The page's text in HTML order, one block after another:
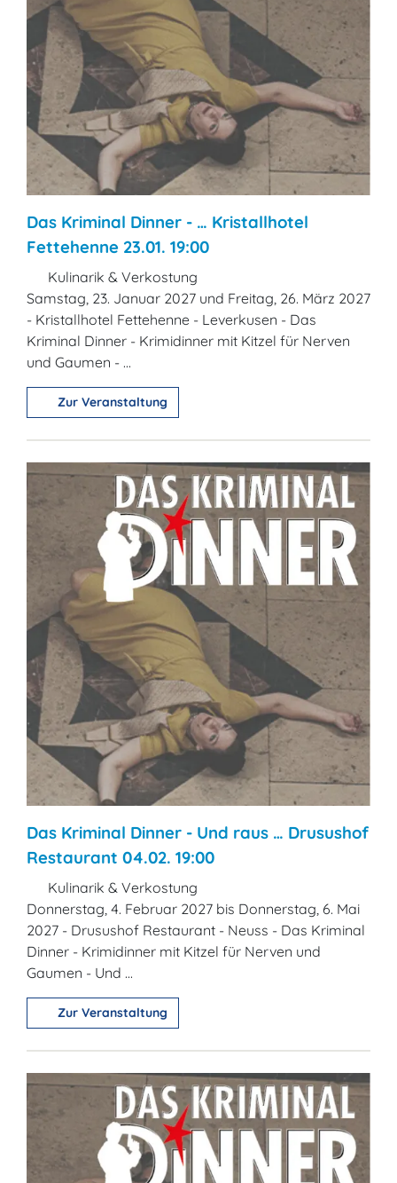
Das Kriminal Dinner - … Kristallhotel
Fettehenne 23.01. 19:00
Kulinarik & Verkostung
Samstag, 23. Januar 2027 und Freitag, 26. März 2027
- Kristallhotel Fettehenne - Leverkusen - Das
Kriminal Dinner - Krimidinner mit Kitzel für Nerven
und Gaumen - ...
Zur Veranstaltung
Das Kriminal Dinner - Und raus … Drusushof
Restaurant 04.02. 19:00
Kulinarik & Verkostung
Donnerstag, 4. Februar 2027 bis Donnerstag, 6. Mai
2027 - Drusushof Restaurant - Neuss - Das Kriminal
Dinner - Krimidinner mit Kitzel für Nerven und
Gaumen - Und ...
Zur Veranstaltung